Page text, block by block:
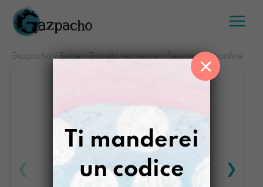
Salta
contenuto
Gazpacho > Borse > Tracolla regolabile > Secchiona Disordine
Ti manderei
un codice
×